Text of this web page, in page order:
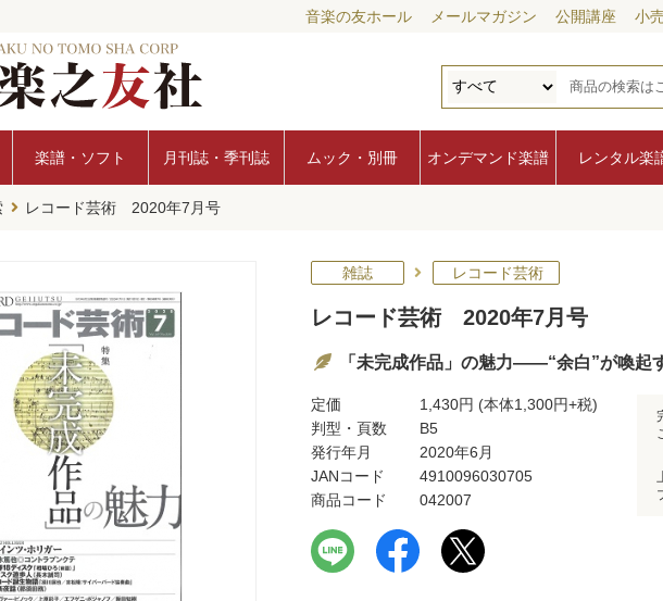
音楽の友ホール メールマガジン 公開講座 小
楽譜・ソフト 月刊誌・季刊誌 ムック・別冊 オンデマンド楽譜 レンタル楽
レコード芸術 2020年7月号
雑誌 レコード芸術
レコード芸術 2020年7月号
「未完成作品」の魅力――“余白”が喚起
定価 1,430円 (本体1,300円+税)
判型・頁数
B5
発行年月
2020年6月
JANコード
4910096030705
商品コード
042007